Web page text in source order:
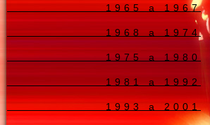
1965 a 1967
1968 a 1974
1975 a 1980
1981 a 1992
1993 a 2001